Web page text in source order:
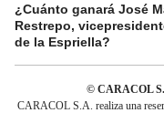
¿Cuánto ganará José
Restrepo,
de la Espriella?
© CARACOL
CARACOL S.A. realiza una